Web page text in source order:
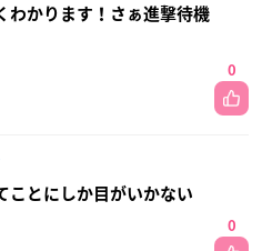
わかります！さぁ進撃待機
0
ことにしか目がいかない
0